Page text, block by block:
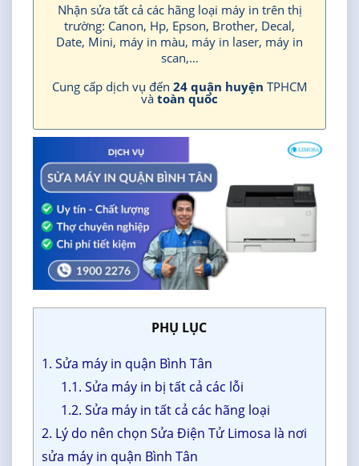
Nhận sửa tất cả các hãng loại máy in trên thị
trường: Canon, Hp, Epson, Brother, Decal,
Date, Mini, máy in màu, máy in laser, máy in
scan,…
Cung cấp dịch vụ đến 24 quận huyện TPHCM
và toàn quốc
PHỤ LỤC
1. Sửa máy in quận Bình Tân
1.1. Sửa máy in bị tất cả các lỗi
1.2. Sửa máy in tất cả các hãng loại
2. Lý do nên chọn Sửa Điện Tử Limosa là nơi
sửa máy in quận Bình Tân